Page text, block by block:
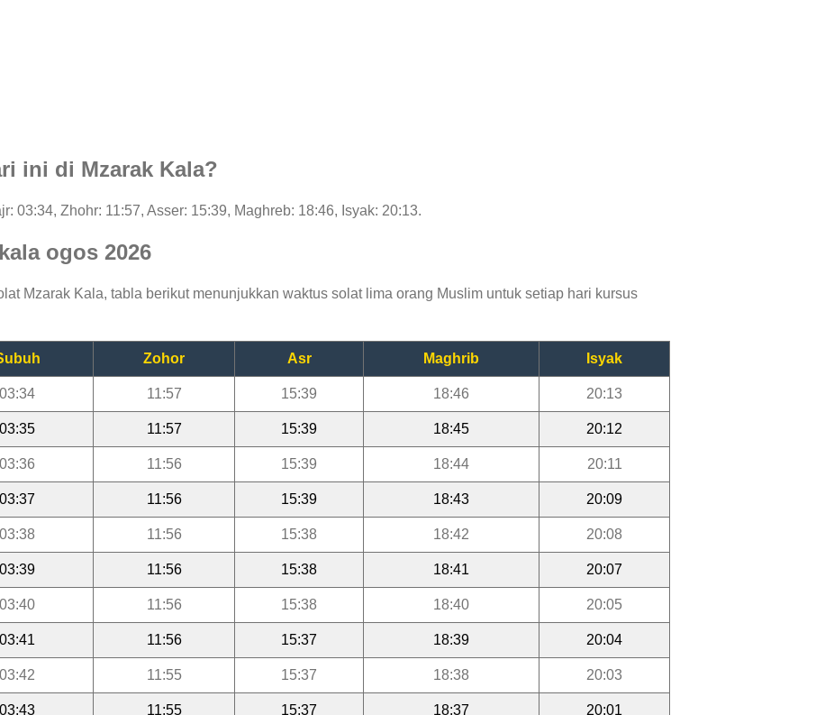
ini di Mzarak Kala?
03:34, Zhohr: 11:57, Asser: 15:39, Maghreb: 18:46, Isyak: 20:13.
ogos 2026
Mzarak Kala, tabla berikut menunjukkan waktus solat lima orang Muslim untuk setiap hari kursus
Zohor Asr Maghrib Isyak
03:34 11:57 15:39 18:46 20:13
03:35 11:57 15:39 18:45 20:12
03:36 11:56 15:39 18:44 20:11
03:37 11:56 15:39 18:43 20:09
03:38 11:56 15:38 18:42 20:08
03:39 11:56 15:38 18:41 20:07
03:40 11:56 15:38 18:40 20:05
03:41 11:56 15:37 18:39 20:04
03:42 11:55 15:37 18:38 20:03
03:43 11:55 15:37 18:37 20:01